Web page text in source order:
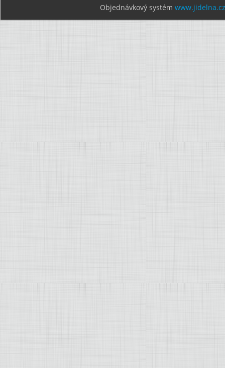
Objednávkový systém www.jidelna.cz